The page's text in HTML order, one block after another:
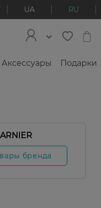
UA RU
Аксессуары Подарки
бренда